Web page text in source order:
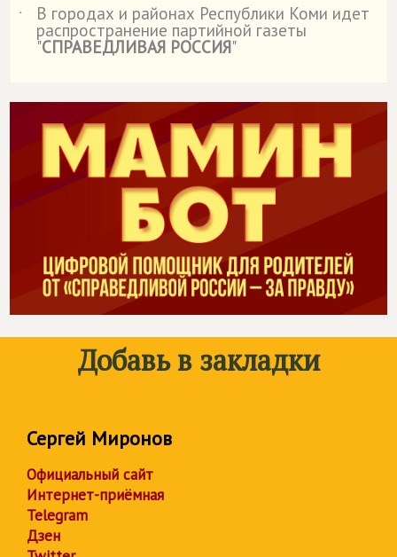
˙
В городах и районах Республики Коми идет
распространение партийной газеты
"СПРАВЕДЛИВАЯ РОССИЯ"
Добавь в закладки
Сергей Миронов
Официальный сайт
Интернет-приёмная
Telegram
Дзен